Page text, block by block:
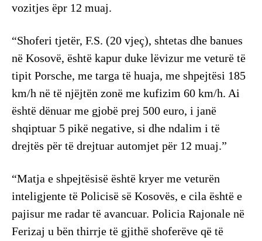
vozitjes ëpr 12 muaj.
“Shoferi tjetër, F.S. (20 vjeç), shtetas dhe banues
në Kosovë, është kapur duke lëvizur me veturë të
tipit Porsche, me targa të huaja, me shpejtësi 185
km/h në të njëjtën zonë me kufizim 60 km/h. Ai
është dënuar me gjobë prej 500 euro, i janë
shqiptuar 5 pikë negative, si dhe ndalim i të
drejtës për të drejtuar automjet për 12 muaj.”
“Matja e shpejtësisë është kryer me veturën
inteligjente të Policisë së Kosovës, e cila është e
pajisur me radar të avancuar. Policia Rajonale në
Ferizaj u bën thirrje të gjithë shoferëve që të